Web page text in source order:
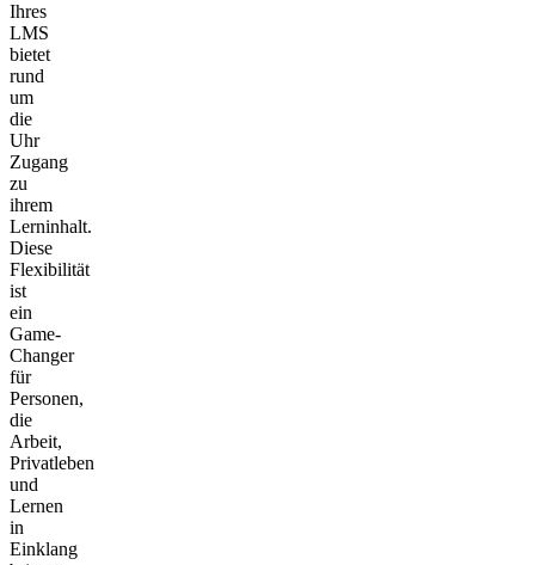
Ihres
LMS
bietet
rund
um
die
Uhr
Zugang
zu
ihrem
Lerninhalt.
Diese
Flexibilität
ist
ein
Game-
Changer
für
Personen,
die
Arbeit,
Privatleben
und
Lernen
in
Einklang